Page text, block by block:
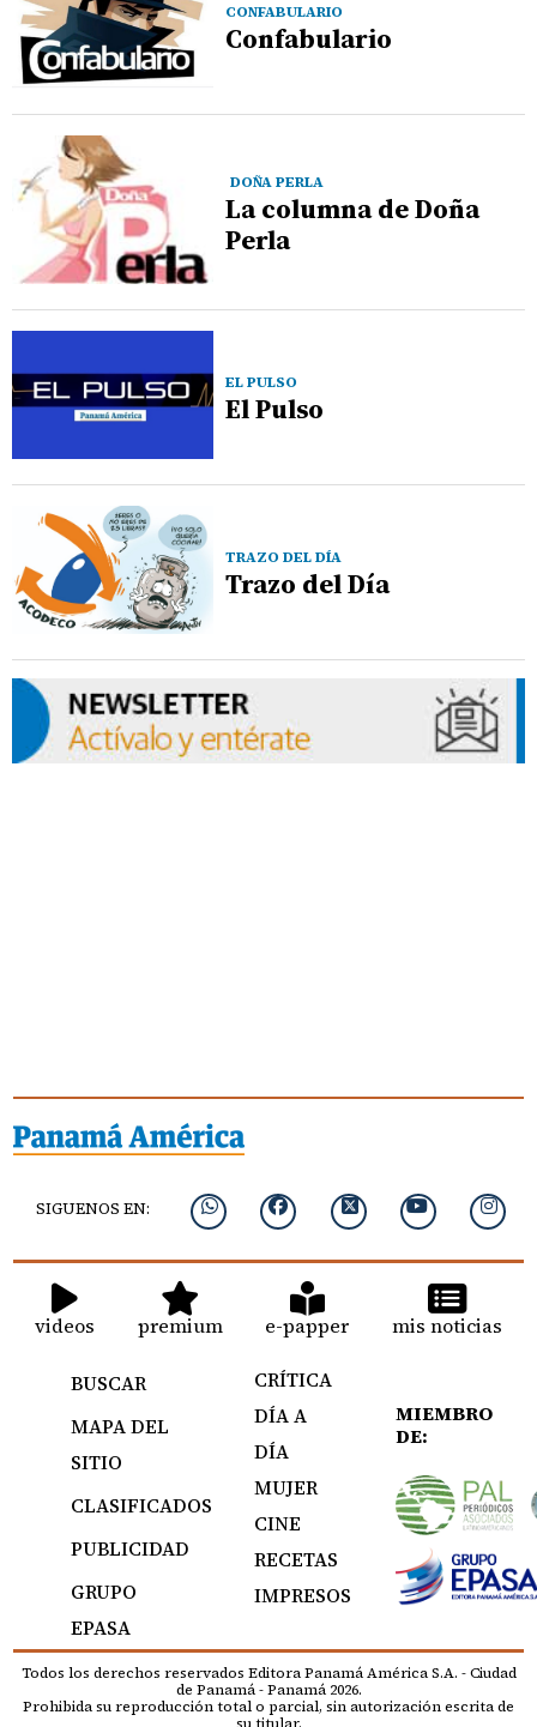
CONFABULARIO
Confabulario
DOÑA PERLA
La columna de Doña
Perla
EL PULSO
El Pulso
TRAZO DEL DÍA
Trazo del Día
SIGUENOS EN:
videos premium e-papper mis noticias
BUSCAR
MAPA DEL
SITIO
CLASIFICADOS
PUBLICIDAD
GRUPO
EPASA
CRÍTICA
DÍA A
DÍA
MUJER
CINE
RECETAS
IMPRESOS
MIEMBRO
DE:
Todos los derechos reservados Editora Panamá América S.A. - Ciudad
de Panamá - Panamá 2026.
Prohibida su reproducción total o parcial, sin autorización escrita de